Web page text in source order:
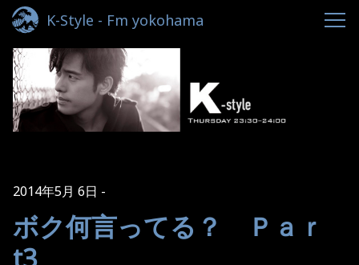
K-Style - Fm yokohama
2014年5月 6日
ボク何言ってる？ Ｐａｒ